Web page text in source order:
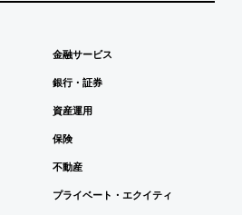
金融サービス
銀行・証券
資産運用
保険
不動産
プライベート・エクイティ